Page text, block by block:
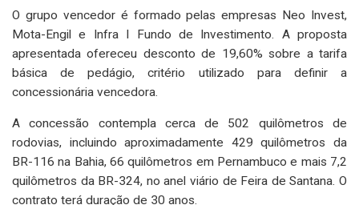
O grupo vencedor é formado pelas empresas Neo Invest,
Mota-Engil e Infra I Fundo de Investimento. A proposta
apresentada ofereceu desconto de 19,60% sobre a tarifa
básica de pedágio, critério utilizado para definir a
concessionária vencedora.
A concessão contempla cerca de 502 quilômetros de
rodovias, incluindo aproximadamente 429 quilômetros da
BR-116 na Bahia, 66 quilômetros em Pernambuco e mais 7,2
quilômetros da BR-324, no anel viário de Feira de Santana. O
contrato terá duração de 30 anos.